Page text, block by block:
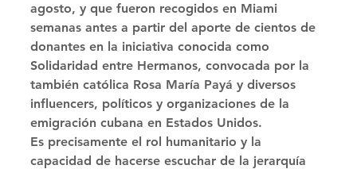
agosto, y que fueron recogidos en Miami
semanas antes a partir del aporte de cientos de
donantes en la iniciativa conocida como
Solidaridad entre Hermanos, convocada por la
también católica Rosa María Payá y diversos
influencers, políticos y organizaciones de la
emigración cubana en Estados Unidos.
Es precisamente el rol humanitario y la
capacidad de hacerse escuchar de la jerarquía